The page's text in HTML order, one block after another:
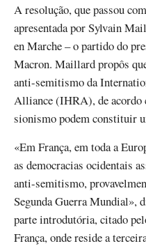
A resolução, que passou
apresentada por Sylvain
en Marche – o partido do
Macron. Maillard propôs
anti-semitismo da
Alliance (IHRA), de acordo
sionismo podem constituir
«Em França, em toda a
as democracias ocidentais
anti-semitismo,
Segunda Guerra Mundial»,
parte introdutória, citado
França, onde reside a